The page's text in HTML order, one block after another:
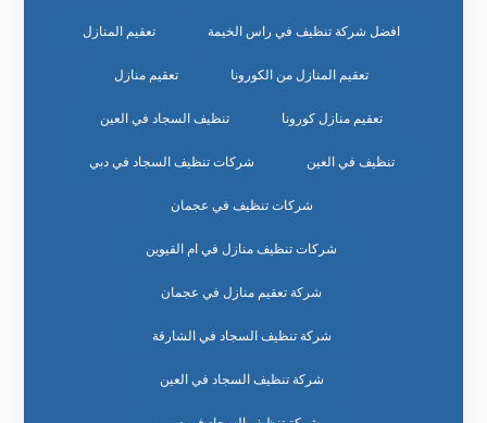
افضل شركة تنظيف في راس الخيمة تعقيم المنازل
تعقيم المنازل من الكورونا تعقيم منازل
تعقيم منازل كورونا تنظيف السجاد في العين
تنظيف في العين شركات تنظيف السجاد في دبي
شركات تنظيف في عجمان
شركات تنظيف منازل في ام القيوين
شركة تعقيم منازل في عجمان
شركة تنظيف السجاد في الشارقة
شركة تنظيف السجاد في العين